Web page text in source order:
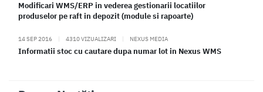
Modificari WMS/ERP in vederea gestionarii locatiilor
produselor pe raft in depozit (module si rapoarte)
14 SEP 2016 | 4310 VIZUALIZARI | NEXUS MEDIA
Informatii stoc cu cautare dupa numar lot in Nexus WMS